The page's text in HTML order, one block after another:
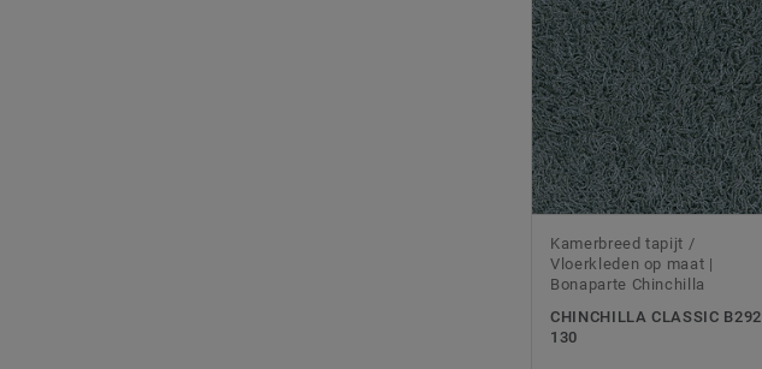
Kamerbreed tapijt /
Vloerkleden op maat |
Bonaparte Chinchilla
CHINCHILLA CLASSIC B292
130